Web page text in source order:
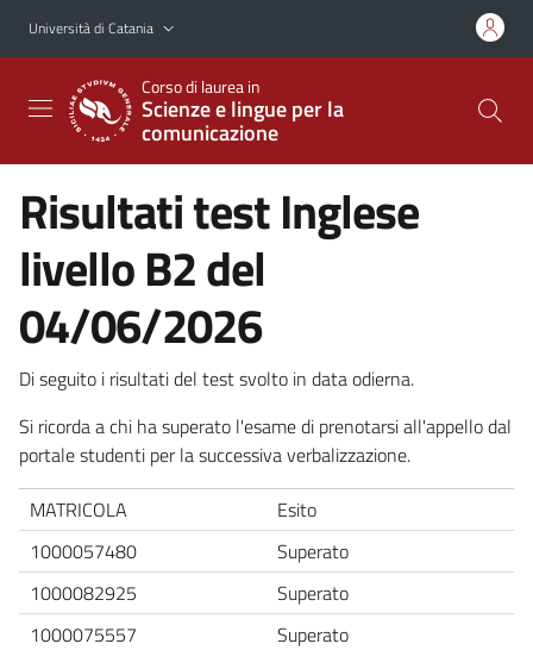
Vai al contenuto principale
Vai al menu di navigazione
Università di Catania
Corso di laurea in
Scienze e lingue per la
comunicazione
Risultati test Inglese
livello B2 del
04/06/2026
Di seguito i risultati del test svolto in data odierna.
Si ricorda a chi ha superato l'esame di prenotarsi all'appello dal
portale studenti per la successiva verbalizzazione.
MATRICOLA
Esito
1000057480
Superato
1000082925
Superato
1000075557
Superato